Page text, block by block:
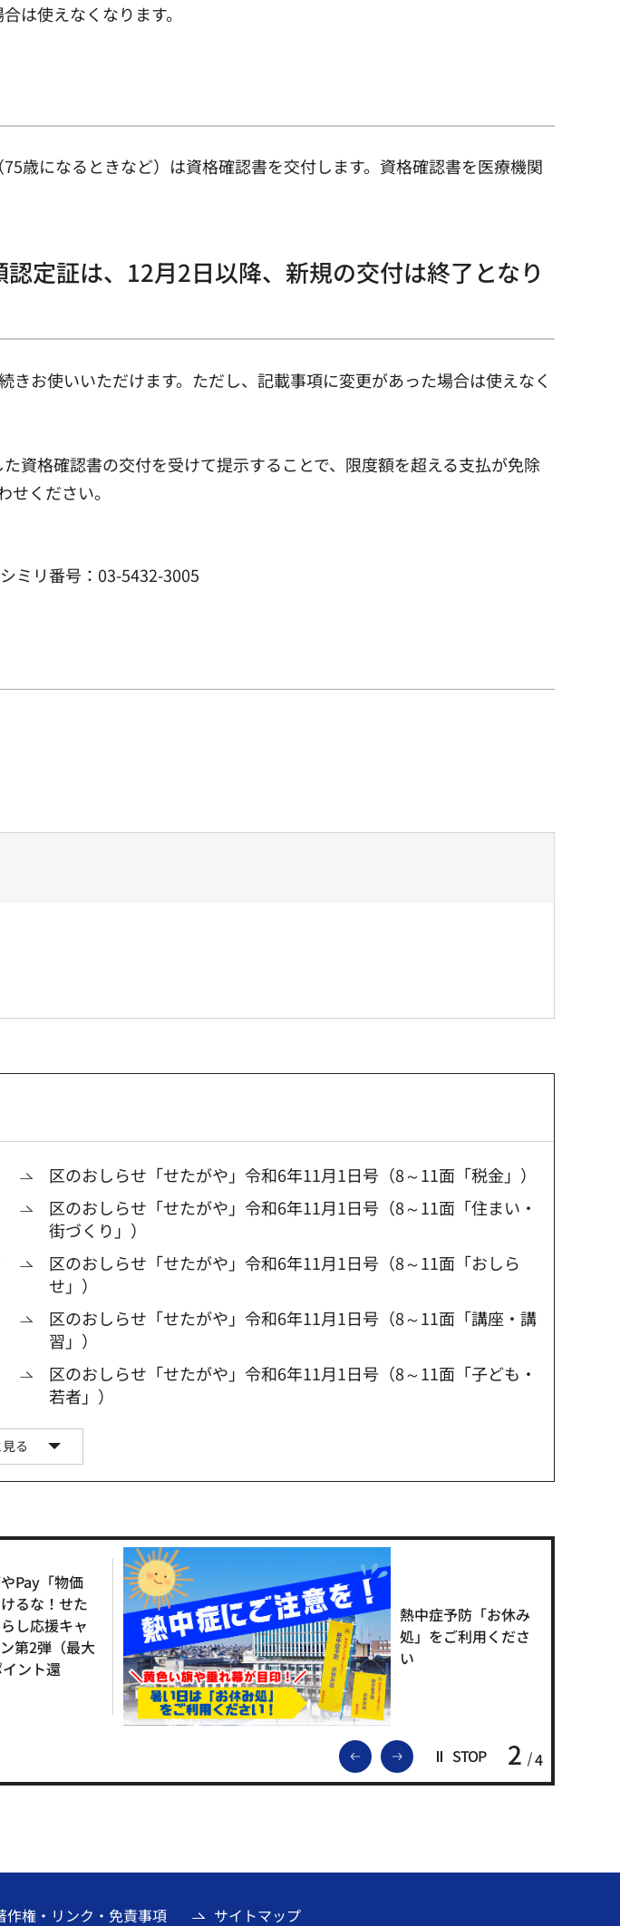
は使えなくなります。
歳になるときなど）は資格確認書を交付します。資格確認書を医療機関
定証は、12月2日以降、新規の交付は終了となり
お使いいただけます。ただし、記載事項に変更があった場合は使えなく
資格確認書の交付を受けて提示することで、限度額を超える支払が免除
せください。
ミリ番号：03-5432-3005
区のおしらせ「せたがや」令和6年11月1日号（8～11面「税金」）
区のおしらせ「せたがや」令和6年11月1日号（8～11面「住まい・
街づくり」）
区のおしらせ「せたがや」令和6年11月1日号（8～11面「おしら
せ」）
区のおしらせ「せたがや」令和6年11月1日号（8～11面「講座・講
習」）
区のおしらせ「せたがや」令和6年11月1日号（8～11面「子ども・
若者」）
る
前のスライドを表示
次のスライドを表示
STOP 2 4
Pay「物価
るな！せた
し応援キャ
第2弾（最大
ント還
熱中症予防「お休み
処」をご利用くださ
い
作権・リンク・免責事項 サイトマップ